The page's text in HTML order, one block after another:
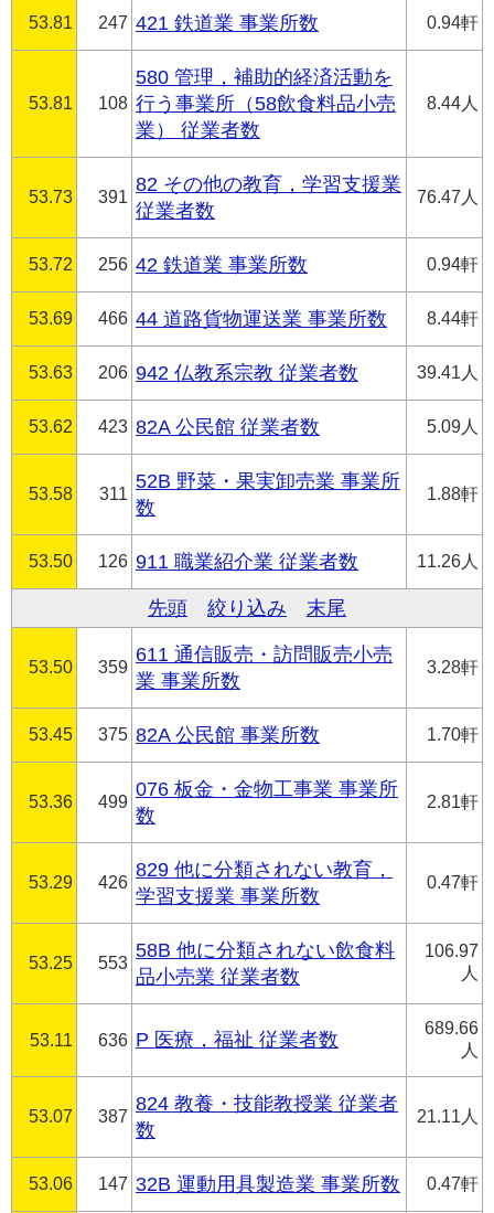
53.81 247 421 鉄道業 事業所数 0.94軒
53.81 108
580 管理，補助的経済活動を
行う事業所（58飲食料品小売
業） 従業者数
8.44人
53.73 391
82 その他の教育，学習支援業
従業者数
76.47人
53.72 256 42 鉄道業 事業所数 0.94軒
53.69 466 44 道路貨物運送業 事業所数 8.44軒
53.63 206 942 仏教系宗教 従業者数 39.41人
53.62 423 82A 公民館 従業者数 5.09人
53.58 311
52B 野菜・果実卸売業 事業所
数
1.88軒
53.50 126 911 職業紹介業 従業者数 11.26人
先頭 絞り込み 末尾
53.50 359
611 通信販売・訪問販売小売
業 事業所数
3.28軒
53.45 375 82A 公民館 事業所数 1.70軒
53.36 499
076 板金・金物工事業 事業所
数
2.81軒
53.29 426
829 他に分類されない教育，
学習支援業 事業所数
0.47軒
53.25 553
58B 他に分類されない飲食料
品小売業 従業者数
106.97
人
53.11 636 P 医療，福祉 従業者数
689.66
人
53.07 387
824 教養・技能教授業 従業者
数
21.11人
53.06 147 32B 運動用具製造業 事業所数 0.47軒